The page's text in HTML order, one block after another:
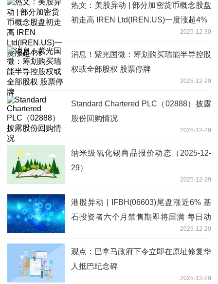
热文：美股异动 | 部分加密货币概念股盘
初走高 IREN Ltd(IREN.US)一度涨超4%
2025-12-30
消息！紫光国微：筹划购买瑞能半导控股
权或全部股权 股票停牌
2025-12-29
Standard Chartered PLC（02888）披露
股份回购情况
2025-12-29
纳米级氧化锡商品报价动态（2025-12-
29）
2025-12-29
港股异动 | IFBH(06603)尾盘涨近6% 基
石投资者六个月禁售期即将届满 每日动
2025-12-29
观点：巴拿马政府下令立即在原址修复华
人抵巴纪念碑
2025-12-29